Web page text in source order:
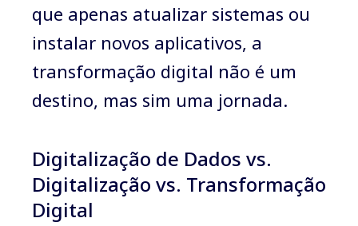
que apenas atualizar sistemas ou
instalar novos aplicativos, a
transformação digital não é um
destino, mas sim uma jornada.
Digitalização de Dados vs.
Digitalização vs. Transformação
Digital